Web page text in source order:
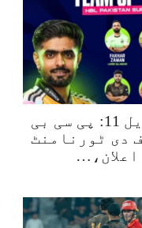
پی ایس ایل 11: پی سی بی
دی ٹورنامنٹ
اعلان،…